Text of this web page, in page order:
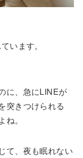
います。
に、急にLINEが
突きつけられる
。
て、夜も眠れない